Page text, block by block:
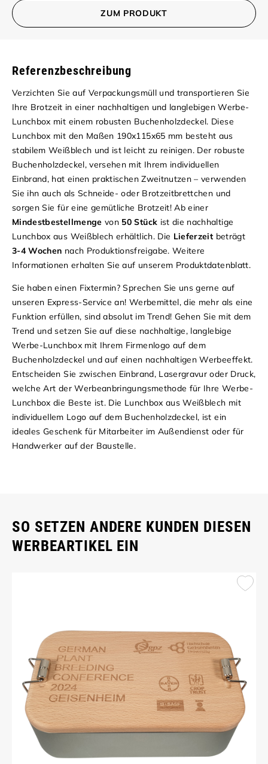
ZUM PRODUKT
Referenzbeschreibung
Verzichten Sie auf Verpackungsmüll und transportieren Sie
Ihre Brotzeit in einer nachhaltigen und langlebigen Werbe-
Lunchbox mit einem robusten Buchenholzdeckel. Diese
Lunchbox mit den Maßen 190x115x65 mm besteht aus
stabilem Weißblech und ist leicht zu reinigen. Der robuste
Buchenholzdeckel, versehen mit Ihrem individuellen
Einbrand, hat einen praktischen Zweitnutzen – verwenden
Sie ihn auch als Schneide- oder Brotzeitbrettchen und
sorgen Sie für eine gemütliche Brotzeit! Ab einer
Mindestbestellmenge von 50 Stück ist die nachhaltige
Lunchbox aus Weißblech erhältlich. Die Lieferzeit beträgt
3-4 Wochen nach Produktionsfreigabe. Weitere
Informationen erhalten Sie auf unserem Produktdatenblatt.
Sie haben einen Fixtermin? Sprechen Sie uns gerne auf
unseren Express-Service an! Werbemittel, die mehr als eine
Funktion erfüllen, sind absolut im Trend! Gehen Sie mit dem
Trend und setzen Sie auf diese nachhaltige, langlebige
Werbe-Lunchbox mit Ihrem Firmenlogo auf dem
Buchenholzdeckel und auf einen nachhaltigen Werbeeffekt.
Entscheiden Sie zwischen Einbrand, Lasergravur oder Druck,
welche Art der Werbeanbringungsmethode für Ihre Werbe-
Lunchbox die Beste ist. Die Lunchbox aus Weißblech mit
individuellem Logo auf dem Buchenholzdeckel, ist ein
ideales Geschenk für Mitarbeiter im Außendienst oder für
Handwerker auf der Baustelle.
SO SETZEN ANDERE KUNDEN DIESEN
WERBEARTIKEL EIN